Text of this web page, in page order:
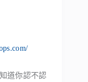
道你認不認